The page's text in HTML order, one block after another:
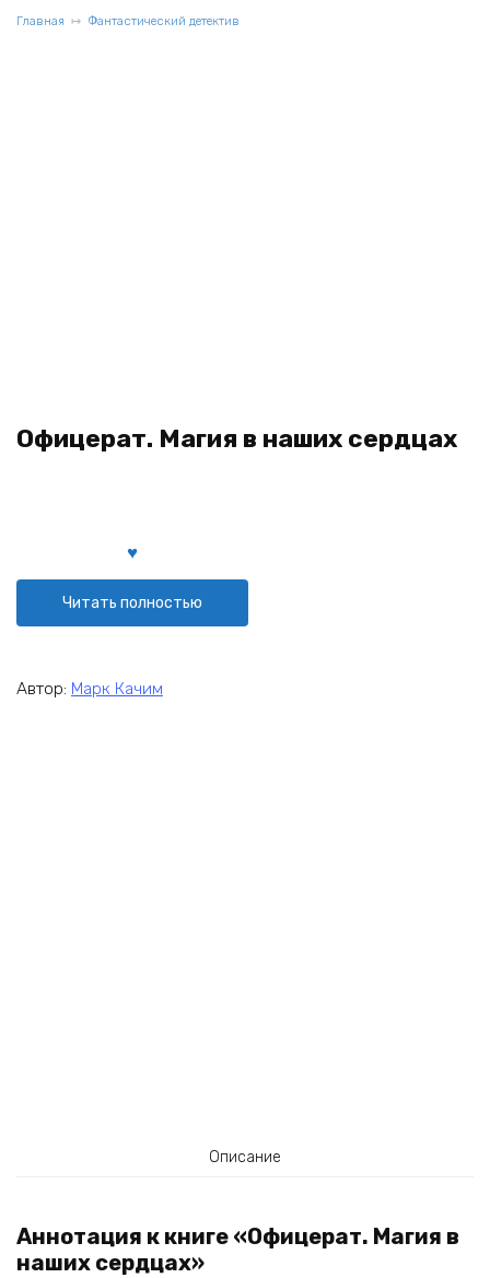
Главная Фантастический детектив
Офицерат. Магия в наших сердцах
Читать полностью
Автор: Марк Качим
Описание
Аннотация к книге «Офицерат. Магия в
наших сердцах»